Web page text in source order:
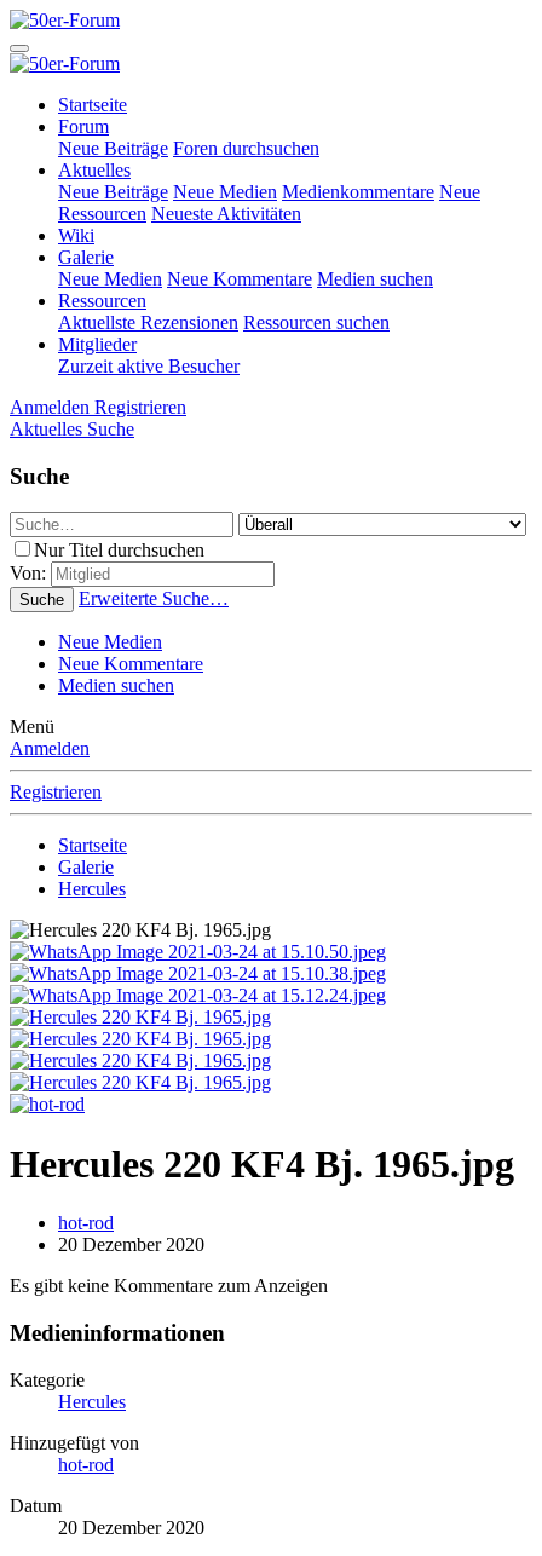
Startseite
Forum
Neue Beiträge Foren durchsuchen
Aktuelles
Neue Beiträge Neue Medien Medienkommentare Neue
Ressourcen Neueste Aktivitäten
Wiki
Galerie
Neue Medien Neue Kommentare Medien suchen
Ressourcen
Aktuellste Rezensionen Ressourcen suchen
Mitglieder
Zurzeit aktive Besucher
Anmelden Registrieren
Aktuelles Suche
Suche
Nur Titel durchsuchen
Von:
Suche Erweiterte Suche…
Neue Medien
Neue Kommentare
Medien suchen
Menü
Anmelden
Registrieren
Startseite
Galerie
Hercules
Hercules 220 KF4 Bj. 1965.jpg
hot-rod
20 Dezember 2020
Es gibt keine Kommentare zum Anzeigen
Medieninformationen
Kategorie
Hercules
Hinzugefügt von
hot-rod
Datum
20 Dezember 2020